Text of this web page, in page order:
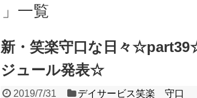
」 一覧
新・笑楽守口な日々
ジュール発表☆
2019/7/31
デイサービス笑楽 守口